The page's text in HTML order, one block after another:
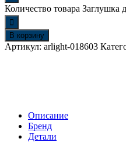
Количество товара Заглушка
В корзину
Артикул: arlight-018603
Описание
Бренд
Детали